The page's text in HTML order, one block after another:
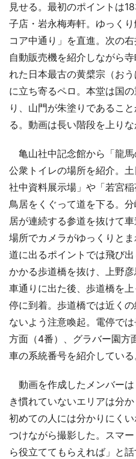
見せる。最初のポイントは
子店・岩永梅寿軒。ゆっく
コア中通り」を直進。次の
自動販売機を紹介しながら
れた日本最古の黄檗宗（お
に立ち寄るペロ。本堂は国
り、山門が朱塗りであるこ
る。動画は長い階段を上りな
亀山社中記念館から「龍馬
公衆トイレの場所を紹介。
社中資料展示場」や「若宮
鳥居をくぐって道を下る。
居が連続する参道を抜けて
場所でカメラがゆっくりと
道に出るポイントでは飛び
かかる歩道橋を抜け、上野
車通りに出た後、歩道橋を
停に到着。歩道橋では近く
ないよう注意喚起。電停で
方面（4番）、グラバー園方
車の系統番号を紹介している
動画を作成したメンバー
き慣れていないエリアは分
初めての人には分かりにく
つけながら撮影した。スマ
ら役立ててもらえれば」と話